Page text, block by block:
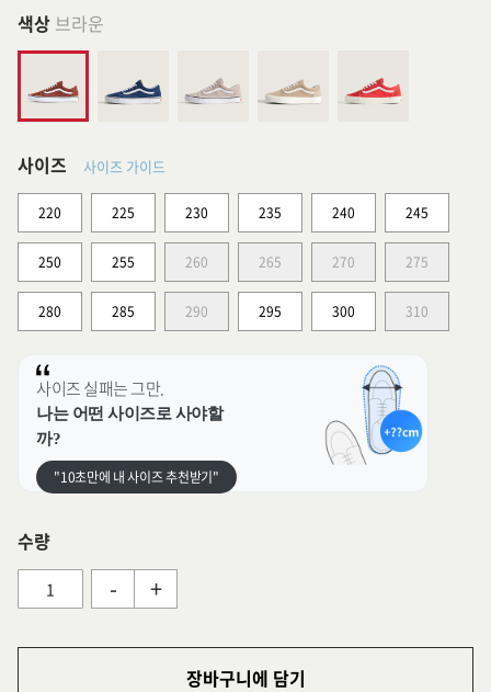
색상 브라운
사이즈 사이즈 가이드
220 225 230 235 240 245
250 255 260 265 270 275
280 285 290 295 300 310
사이즈 실패는 그만.
나는 어떤 사이즈로 사야할
까?
"10초만에 내 사이즈 추천받기"
수량
- +
장바구니에 담기